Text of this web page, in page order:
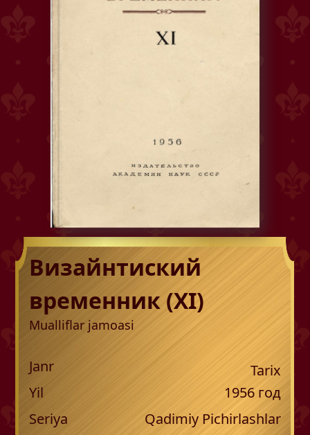
Визайнтиский
временник (XI)
Mualliflar jamoasi
Janr
Tarix
Yil
1956год
Seriya
Qadimiy Pichirlashlar